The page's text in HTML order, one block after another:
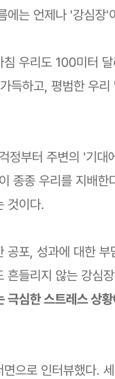
에는 언제나 '강심장'
우리도 100미터
득하고, 평범한 우
정부터 주변의 '기대
종종 우리를 지배한
것이다.
공포, 성과에 대한
흔들리지 않는 강심
극심한 스트레스 상
으로 인터뷰했다.